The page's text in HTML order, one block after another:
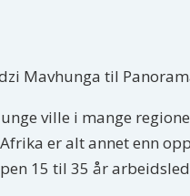
Mavhunga til
ville i mange
er alt annet enn
15 til 35 år